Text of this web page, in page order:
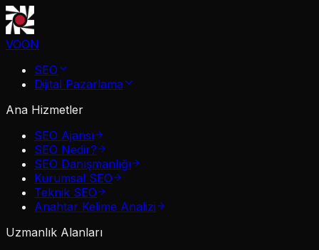
VOON
SEO
Dijital Pazarlama
Ana Hizmetler
SEO Ajansı
SEO Nedir?
SEO Danışmanlığı
Kurumsal SEO
Teknik SEO
Anahtar Kelime Analizi
Uzmanlık Alanları